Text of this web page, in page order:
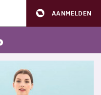
AANMELDEN